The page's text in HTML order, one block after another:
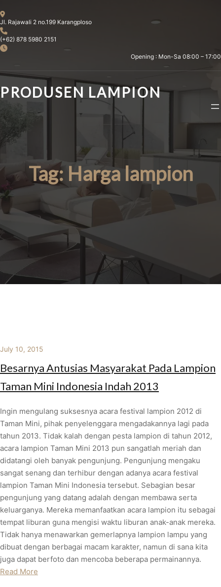
to
content
Jl. Rajawali 2 no.199 Karangploso
(+62) 878 5980 2151
Opening : Mon-Sa 08:00 – 17:00
PRODUSEN LAMPION
Tag: Harga lampion
July 10, 2015
Besarnya Antusias Masyarakat Pada Lampion
Taman Mini Indonesia Indah 2013
Ingin mengulang suksesnya acara festival lampion 2012 di
Taman Mini, pihak penyelenggara mengadakannya lagi pada
tahun 2013. Tidak kalah dengan pesta lampion di tahun 2012,
acara lampion Taman Mini 2013 pun sangatlah meriah dan
didatangi oleh banyak pengunjung. Pengunjung mengaku
sangat senang dan terhibur dengan adanya acara festival
lampion Taman Mini Indonesia tersebut. Sebagian besar
pengunjung yang datang adalah dengan membawa serta
keluarganya. Mereka memanfaatkan acara lampion itu sebagai
tempat liburan guna mengisi waktu liburan anak-anak mereka.
Tidak hanya menawarkan gemerlapnya lampion lampu yang
dibuat dengan berbagai macam karakter, namun di sana kita
juga dapat berfoto dan mencoba beberapa permainannya.
Read More